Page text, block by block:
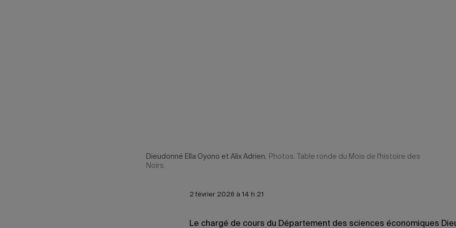
Dieudonné Ella Oyono et Alix Adrien. Photos: Table ronde du Mois de l'histoire des
Noirs.
2 février 2026 à 14 h 21
Le chargé de cours du Département des sciences économiques